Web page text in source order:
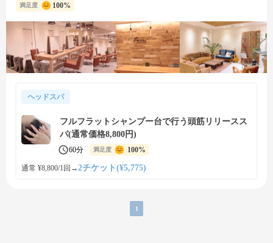
満足度 100%
ヘッドスパ
フルフラットシャンプー台で行う頭筋リリースス
パ(通常価格8,800円)
60分 満足度 100%
通常 ¥8,800/1回 →2チケット(¥5,775)
1